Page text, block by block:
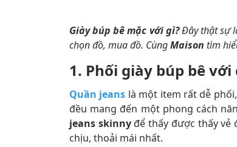
Giày búp bê mặc với gì?Đây thật sự
chọn đồ, mua đồ. CùngMaison tìm
1. Phối giày búp bê
Quần jeans là một item rất dễ
đều mang đến một phong cách
jeans skinny để thấy được thấy vẻ
chịu, thoải mái nhất.